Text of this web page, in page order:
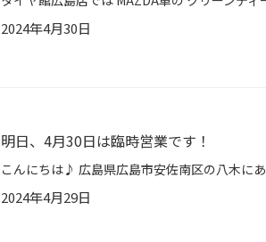
2024年4月30日
明日、4月30日は臨時営業です！
2024年4月29日